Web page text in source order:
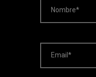
Nombre*
Email*